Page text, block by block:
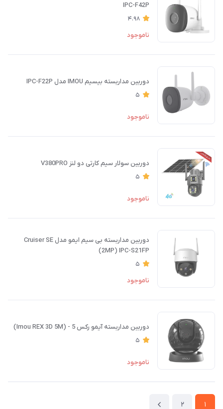
IPC-F42P
4.98
ناموجود
دوربین مداربسته بیسیم IMOU مدل IPC-F22P
5
ناموجود
دوربین سولار سیم کارتی دو لنز V380PRO
5
ناموجود
دوربین مداربسته بی سیم ایمو مدل Cruiser SE
(2MP) IPC-S21FP
5
ناموجود
دوربین مداربسته آیمو رکس 5 - (Imou REX 3D 5M)
5
ناموجود
1
2